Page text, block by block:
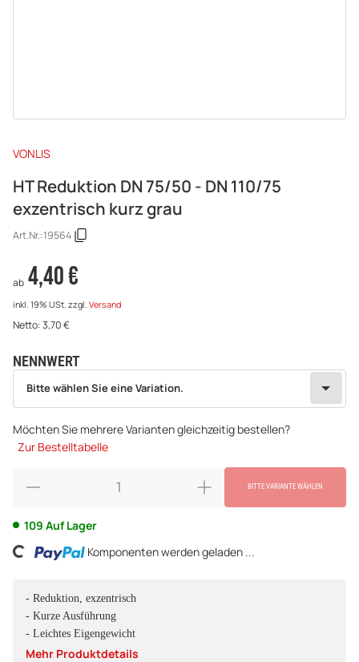
VONLIS
HT Reduktion DN 75/50 - DN 110/75
exzentrisch kurz grau
Art.Nr.:19564
ab 4,40 €
inkl. 19% USt. zzgl. Versand
Netto:3,70€
NENNWERT
wählen
Bitte wählen Sie eine Variation.
Möchten Sie mehrere Varianten gleichzeitig bestellen?
Zur Bestelltabelle
BITTE VARIANTE WÄHLEN
109 Auf Lager
Komponenten werden geladen ...
- Reduktion, exzentrisch
- Kurze Ausführung
- Leichtes Eigengewicht
Mehr Produktdetails